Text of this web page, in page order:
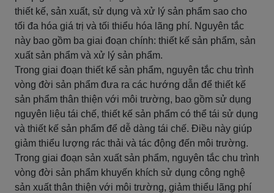
thiết kế, sản xuất, sử dụng và xử lý sản phẩm sao cho
tối đa hóa giá trị và tối thiểu hóa lãng phí. Nguyên tắc
này bao gồm ba giai đoạn chính: thiết kế sản phẩm, sản
xuất sản phẩm và xử lý sản phẩm.
Trong giai đoạn thiết kế sản phẩm, nguyên tắc chu trình
vòng đời sản phẩm đưa ra các hướng dẫn để thiết kế
sản phẩm thân thiện với môi trường, bao gồm sử dụng
nguyên liệu tái chế, thiết kế sản phẩm có thể tái sử dụng
và thiết kế sản phẩm để dễ dàng tái chế. Điều này giúp
giảm thiểu lượng rác thải và tác động đến môi trường.
Trong giai đoạn sản xuất sản phẩm, nguyên tắc chu trình
vòng đời sản phẩm khuyến khích sử dụng công nghệ
sản xuất thân thiện với môi trường, giảm thiểu lãng phí